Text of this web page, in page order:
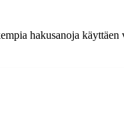
hakusanoja